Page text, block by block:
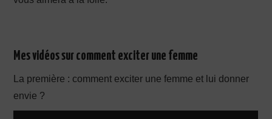
Mes vidéos sur comment exciter une femme
La première : comment exciter une femme et lui donner
envie ?